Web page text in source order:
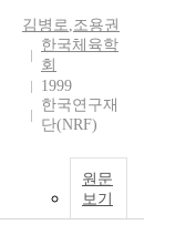
김병로,조용권
한국체육학
회
1999
한국연구재
단(NRF)
원문
보기